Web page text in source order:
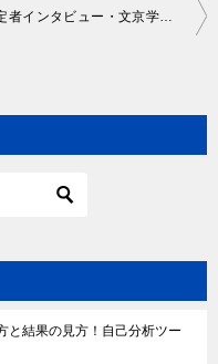
内定者インタビュー・文京学院大学古田さん
と結果の見方！自己分析ツー